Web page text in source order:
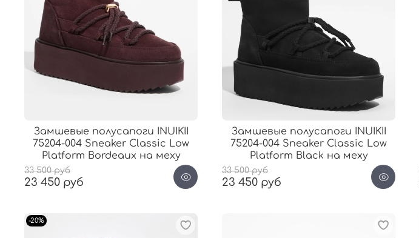
Замшевые полусапоги INUIKII
75204-004 Sneaker Classic Low
Platform Bordeaux на меху
33 500 руб
23 450 руб
Замшевые полусапоги INUIKII
75204-004 Sneaker Classic Low
Platform Black на меху
33 500 руб
23 450 руб
-20%